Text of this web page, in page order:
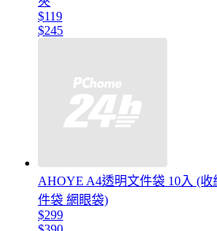
$119
$245
AHOYE A4透明文件袋 10入 (
件袋 網眼袋)
$299